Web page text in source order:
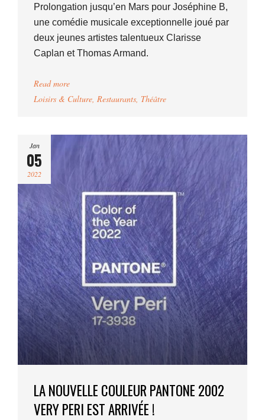
Prolongation jusqu’en Mars pour Joséphine B,
une comédie musicale exceptionnelle joué par
deux jeunes artistes talentueux Clarisse
Caplan et Thomas Armand.
Read more
Loisirs & Culture Restaurants Théâtre
Jan
05
2022
LA NOUVELLE COULEUR PANTONE 2002
VERY PERI EST ARRIVÉE !